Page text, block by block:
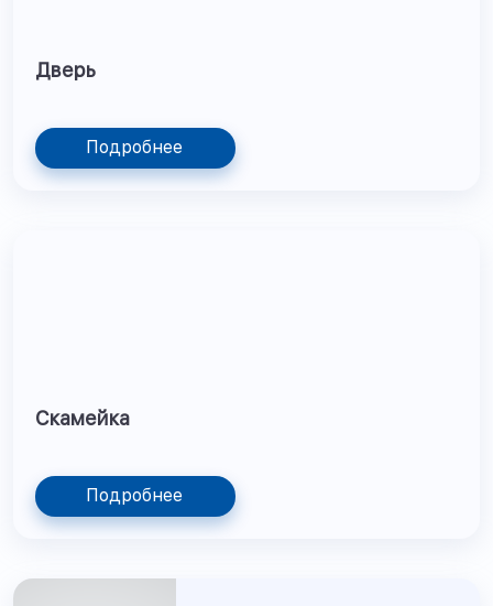
Дверь
Подробнее
Скамейка
Подробнее